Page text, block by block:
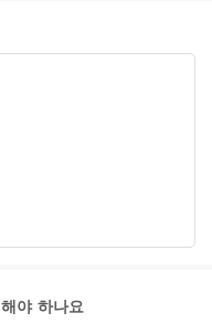
야 하나요